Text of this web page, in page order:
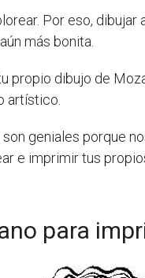
Por eso,
más bonita.
propio dibujo de
artístico.
geniales porque
e imprimir tus
para